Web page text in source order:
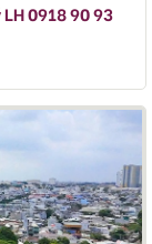
0918 90 93